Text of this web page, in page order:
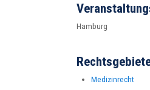
Hamburg
Medizinrecht